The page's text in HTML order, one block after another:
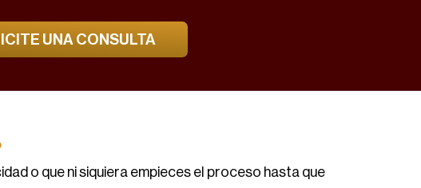
UNA CONSULTA
o que ni siquiera empieces el proceso hasta que